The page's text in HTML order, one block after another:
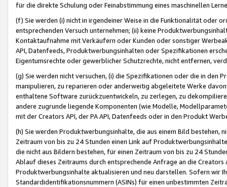
für die direkte Schulung oder Feinabstimmung eines maschinellen
(f) Sie werden (i) nicht in irgendeiner Weise in die Funktionalität oder
entsprechenden Versuch unternehmen; (ii) keine
Kontaktaufnahme mit Verkäufern oder Kunden oder sonstiger
API, Datenfeeds, Produktwerbungsinhalten oder Spezifikationen
Eigentumsrechte oder gewerblicher Schutzrechte, nicht entfernen,
(g) Sie werden nicht versuchen, (i) die Spezifikationen oder die in
manipulieren, zu reparieren oder anderweitig abgeleitete Werke
enthaltene Software zurückzuentwickeln, zu zerlegen, zu
andere zugrunde liegende Komponenten (wie Modelle,
mit der Creators API, der PA API, Datenfeeds oder in den Produkt
(h) Sie werden Produktwerbungsinhalte, die aus einem Bild bestehen,
Zeitraum von bis zu 24 Stunden einen Link auf
die nicht aus Bildern bestehen, für einen Zeitraum von bis zu 24
Ablauf dieses Zeitraums durch entsprechende Anfrage an die
Produktwerbungsinhalte aktualisieren und neu darstellen. Sofern wir
Standardidentifikationsnummern (ASINs) für einen unbestimmten